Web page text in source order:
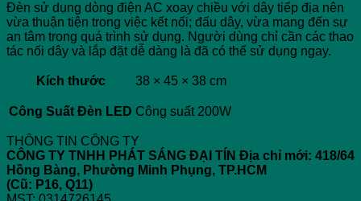
Đèn sử dụng dòng điện AC xoay chiều với dây tiếp địa nên
vừa thuận tiện trong việc kết nối; đấu dây, vừa mang đến sự
an tâm trong quá trình sử dụng. Người dùng chỉ cần các thao
tác nối dây và lắp đặt dễ dàng là đã có thể sử dụng ngay.
Kích thước 38 × 45 × 38 cm
Công Suất Đèn LED Công suất 200W
THÔNG TIN CÔNG TY
CÔNG TY TNHH PHÁT SÁNG ĐẠI TÍN Địa chỉ mới: 418/64
Hồng Bàng, Phường Minh Phụng, TP.HCM
(Cũ: P16, Q11)